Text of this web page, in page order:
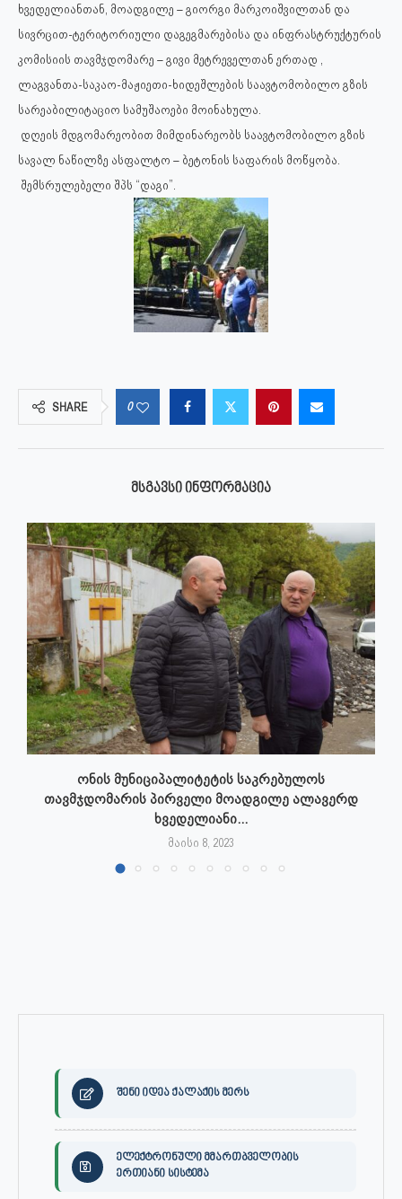
ხვედელიანთან, მოადგილე – გიორგი მარკოიშვილთან და
სივრცით-ტერიტორიული დაგეგმარებისა და ინფრასტრუქტურის
კომისიის თავმჯდომარე – გივი მეტრეველთან ერთად ,
ლაგვანთა-საკაო-მაჟიეთი-ხიდეშლების საავტომობილო გზის
სარეაბილიტაციო სამუშაოები მოინახულა.
დღეის მდგომარეობით მიმდინარეობს საავტომობილო გზის
სავალ ნაწილზე ასფალტო – ბეტონის საფარის მოწყობა.
შემსრულებელი შპს “დაგი”.
SHARE 0
ᲛᲡᲒᲐᲕᲡᲘ ᲘᲜᲤᲝᲠᲛᲐᲪᲘᲐ
ონის მუნიციპალიტეტის საკრებულოს
თავმჯდომარის პირველი მოადგილე ალავერდ
ხვედელიანი...
მაისი 8, 2023
შენი იდეა ქალაქის მერს
ელექტრონული მმართბველობის
ერთიანი სისტემა